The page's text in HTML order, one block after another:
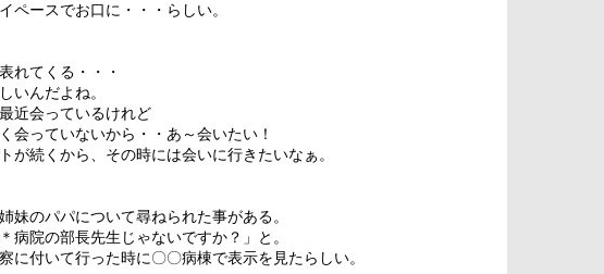
ペースでお口に・・・らしい。
れてくる・・・
いんだよね。
近会っているけれど
会っていないから・・あ～会いたい！
が続くから、その時には会いに行きたいなぁ。
妹のパパについて尋ねられた事がある。
病院の部長先生じゃないですか？」と。
に付いて行った時に〇〇病棟で表示を見たらしい。